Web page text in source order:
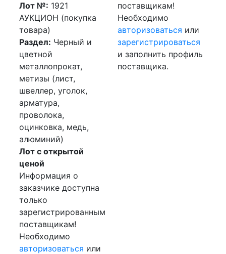
Лот №: 1921
АУКЦИОН (покупка
товара)
Раздел: Черный и
цветной
металлопрокат,
метизы (лист,
швеллер, уголок,
арматура,
проволока,
оцинковка, медь,
алюминий)
Лот с открытой
ценой
Информация о
заказчике доступна
только
зарегистрированным
поставщикам!
Необходимо
авторизоваться или
поставщикам!
Необходимо
авторизоваться или
зарегистрироваться
и заполнить профиль
поставщика.